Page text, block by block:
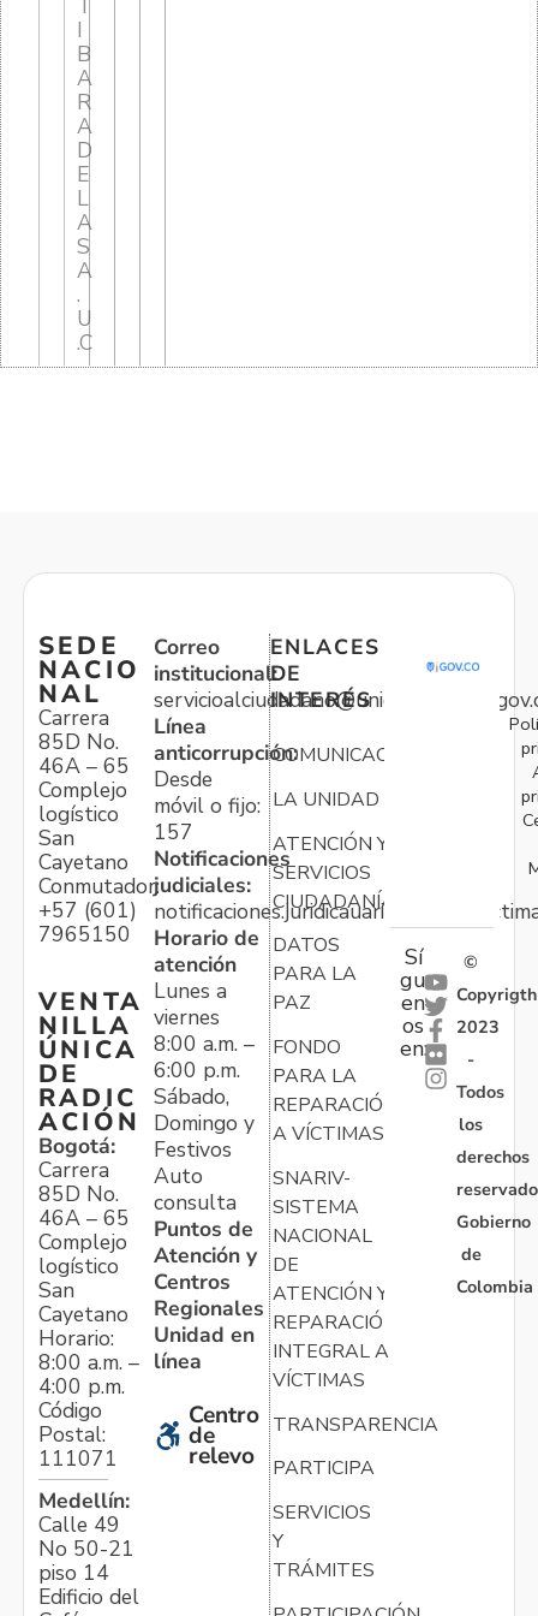
T
I
B
A
R
A
D
E
L
A
S
A
.
U
.C
SEDE
NACIO
NAL
Carrera
85D No.
46A – 65
Complejo
logístico
San
Cayetano
Conmutador:
+57 (601)
7965150
VENTA
NILLA
ÚNICA
DE
RADIC
ACIÓN
Bogotá:
Carrera
85D No.
46A – 65
Complejo
logístico
San
Cayetano
Horario:
8:00 a.m. –
4:00 p.m.
Código
Postal:
111071
Medellín:
Calle 49
No 50-21
piso 14
Edificio del
Correo
institucional:
Línea
anticorrupción:
Desde
móvil o fijo:
157
Notificaciones
judiciales:
Horario de
atención
Lunes a
viernes
8:00 a.m. –
6:00 p.m.
Sábado,
Domingo y
Festivos
Auto
consulta
Puntos de
Atención y
Centros
Regionales
Unidad en
línea
Centro
de
relevo
ENLACES
DE
INTERÉS
COMUNICACIONES
LA UNIDAD
ATENCIÓN Y
SERVICIOS
CIUDADANÍA
DATOS
PARA LA
PAZ
FONDO
PARA LA
REPARACIÓN
A VÍCTIMAS
SNARIV-
SISTEMA
NACIONAL
DE
ATENCIÓN Y
REPARACIÓN
INTEGRAL A
VÍCTIMAS
TRANSPARENCIA
PARTICIPA
SERVICIOS
Y
TRÁMITES
Sí
gu
en
os
en:
©
Copyrigth
2023
-
Todos
los
derechos
Gobierno
de
Colombia